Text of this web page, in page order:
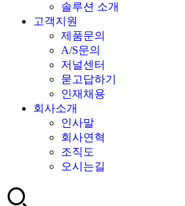
솔루션 소개
고객지원
제품문의
A/S문의
저널센터
묻고답하기
인재채용
회사소개
인사말
회사연혁
조직도
오시는길